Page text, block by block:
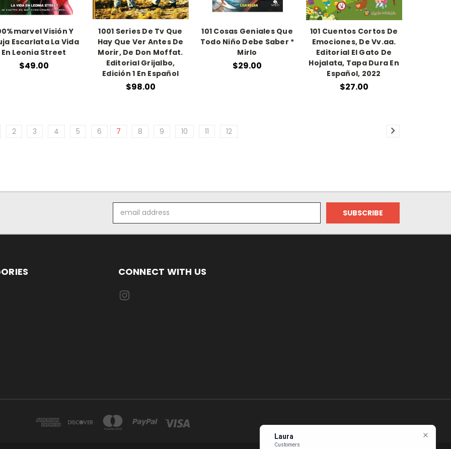
Visión Y
Escarlata La Vida
En Leonia Street
$49.00
1001 Series De Tv Que
Hay Que Ver Antes De
Morir, De Don Moffat.
Editorial Grijalbo,
Edición 1 En Español
$98.00
101 Cosas Geniales Que
Todo Niño Debe Saber *
Mirlo
$29.00
101 Cuentos Cortos De
Emociones, De Vv.aa.
Editorial El Gato De
Hojalata, Tapa Dura En
Español, 2022
$27.00
2 3 4 5 6 7 8 9 10 11 12
Address
CONNECT WITH US